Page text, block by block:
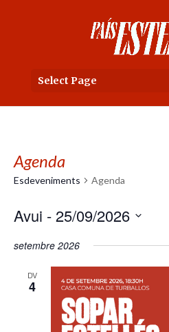
Select Page
Agenda
Esdeveniments Agenda
Avui - 25/09/2026
una
data.
setembre 2026
DV
4